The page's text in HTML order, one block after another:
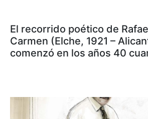
El recorrido poético de
Carmen (Elche, 1921 –
comenzó en los años 40